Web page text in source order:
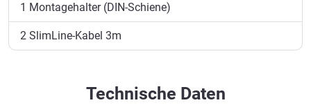
1 Montagehalter (DIN-Schiene)
2 SlimLine-Kabel 3m
Technische Daten